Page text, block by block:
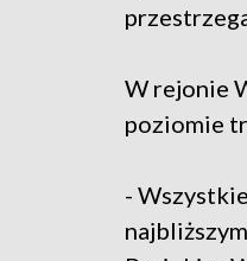
W rejonie
poziomie
-